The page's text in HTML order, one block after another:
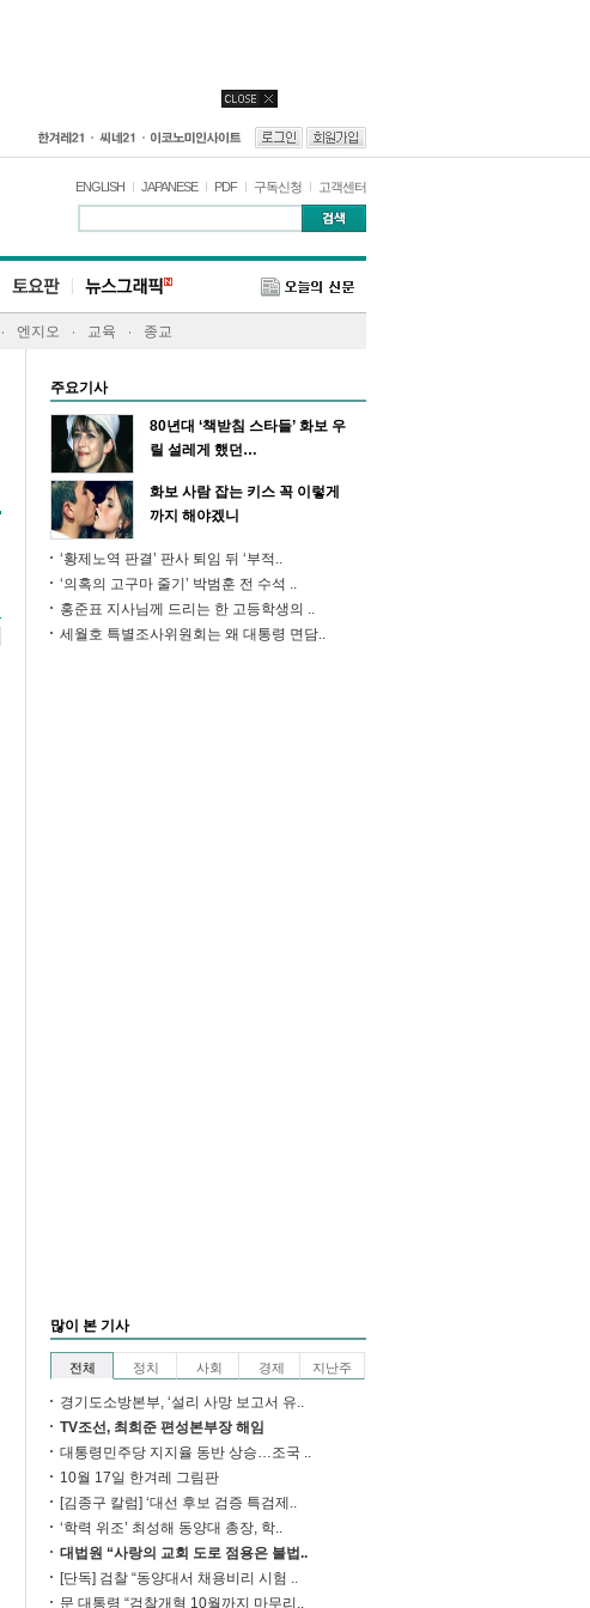
ENGLISH JAPANESE PDF 구독신청 고객센터
엔지오 교육 종교
주요기사
80년대 ‘책받침 스타들’ 화보 우
릴 설레게 했던…
화보 사람 잡는 키스 꼭 이렇게
까지 해야겠니
‘황제노역 판결’ 판사 퇴임 뒤 ‘부적..
‘의혹의 고구마 줄기’ 박범훈 전 수석 ..
홍준표 지사님께 드리는 한 고등학생의 ..
세월호 특별조사위원회는 왜 대통령 면담..
많이 본 기사
전체
경기도소방본부, ‘설리 사망 보고서 유..
TV조선, 최희준 편성본부장 해임
대통령민주당 지지율 동반 상승…조국 ..
10월 17일 한겨레 그림판
[김종구 칼럼] ‘대선 후보 검증 특검제..
‘학력 위조’ 최성해 동양대 총장, 학..
대법원 “사랑의 교회 도로 점용은 불법..
[단독] 검찰 “동양대서 채용비리 시험 ..
문 대통령 “검찰개혁 10월까지 마무리..
정치 사회 경제 지난주